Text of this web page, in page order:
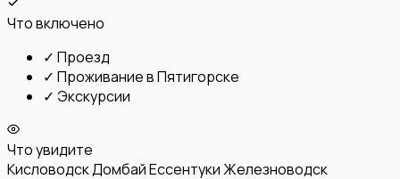
Что включено
✓ Проезд
✓ Проживание в Пятигорске
✓ Экскурсии
Что увидите
КисловодскДомбайЕссентукиЖелезноводск